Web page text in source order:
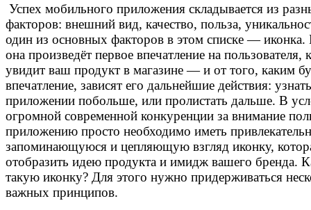
Успех мобильного приложения складывается из
факторов: внешний вид, качество, польза,
один из основных факторов в этом списке —
она произведёт первое впечатление на пользователя,
увидит ваш продукт в магазине — и от того, каким
впечатление, зависят его дальнейшие действия:
приложении побольше, или пролистать дальше. В
огромной современной конкуренции за внимание
приложению просто необходимо иметь
запоминающуюся и цепляющую взгляд иконку,
отобразить идею продукта и имидж вашего бренда.
такую иконку? Для этого нужно придерживаться
важных принципов.